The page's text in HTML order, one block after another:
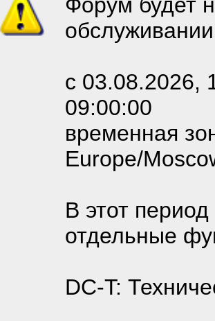
с 03.08.2026,
09:00:00
временная
Europe/
В этот
отдельные
DC-T:
на
для
можете
с